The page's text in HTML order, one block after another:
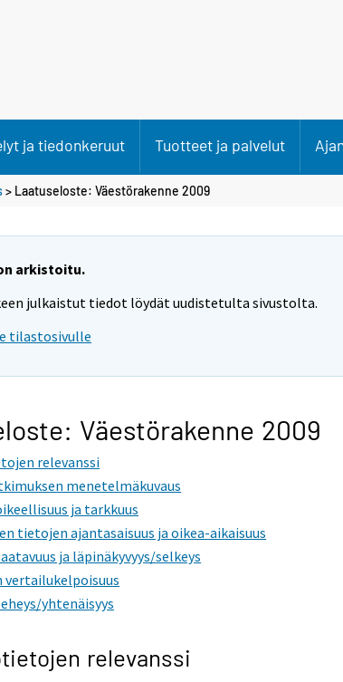
ja tiedonkeruut Tuotteet ja palvelut
> Laatuseloste: Väestörakenne 2009
arkistoitu.
julkaistut tiedot löydät uudistetulta sivustolta.
tilastosivulle
Väestörakenne 2009
relevanssi
menetelmäkuvaus
ja tarkkuus
tietojen ajantasaisuus ja oikea-aikaisuus
ja läpinäkyvyys/selkeys
vertailukelpoisuus
eheys/yhtenäisyys
relevanssi